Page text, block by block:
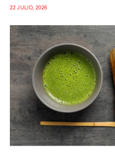
22 JULIO, 2026